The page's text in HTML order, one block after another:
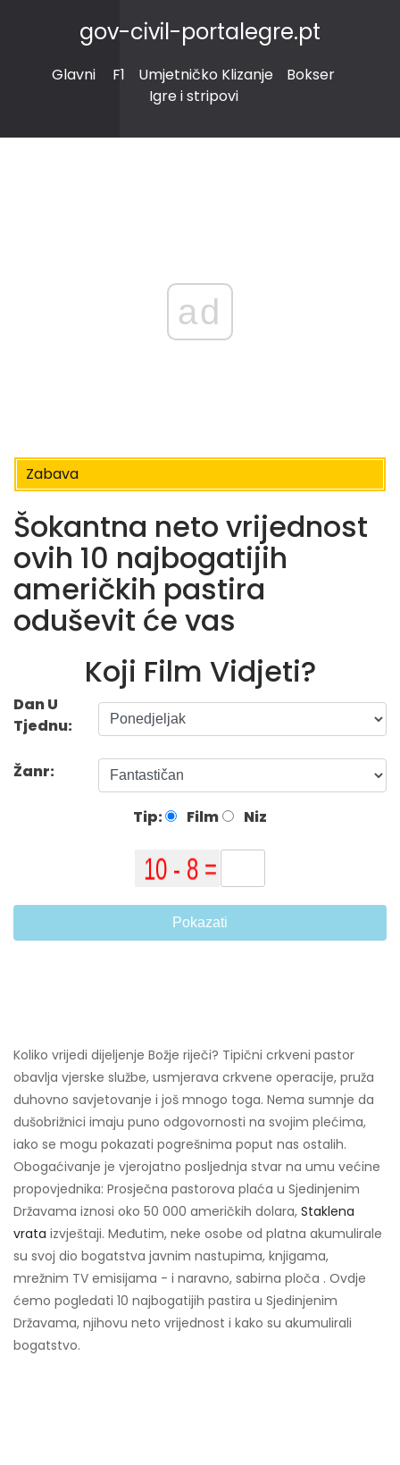
gov-civil-portalegre.pt
Glavni F1 Umjetničko Klizanje
Bokser
Igre i stripovi
ad
Zabava
Šokantna neto vrijednost
ovih 10 najbogatijih
američkih pastira
oduševit će vas
Koji Film Vidjeti?
Dan U
Tjednu:
Žanr:
Tip: Film Niz
Pokazati
Koliko vrijedi dijeljenje Božje riječi? Tipični crkveni pastor
obavlja vjerske službe, usmjerava crkvene operacije, pruža
duhovno savjetovanje i još mnogo toga. Nema sumnje da
dušobrižnici imaju puno odgovornosti na svojim plećima,
iako se mogu pokazati pogrešnima poput nas ostalih.
Obogaćivanje je vjerojatno posljednja stvar na umu većine
propovjednika: Prosječna pastorova plaća u Sjedinjenim
Državama iznosi oko 50 000 američkih dolara, Staklena
vrata izvještaji. Međutim, neke osobe od platna akumulirale
su svoj dio bogatstva javnim nastupima, knjigama,
mrežnim TV emisijama - i naravno, sabirna ploča . Ovdje
ćemo pogledati 10 najbogatijih pastira u Sjedinjenim
Državama, njihovu neto vrijednost i kako su akumulirali
bogatstvo.